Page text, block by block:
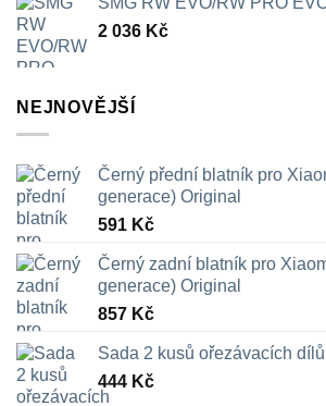
2 036 Kč
NEJNOVĚJŠÍ
Černý přední blatník pro
generace) Original
591 Kč
Černý zadní blatník pro
generace) Original
857 Kč
Sada 2 kusů ořezávacích
444 Kč